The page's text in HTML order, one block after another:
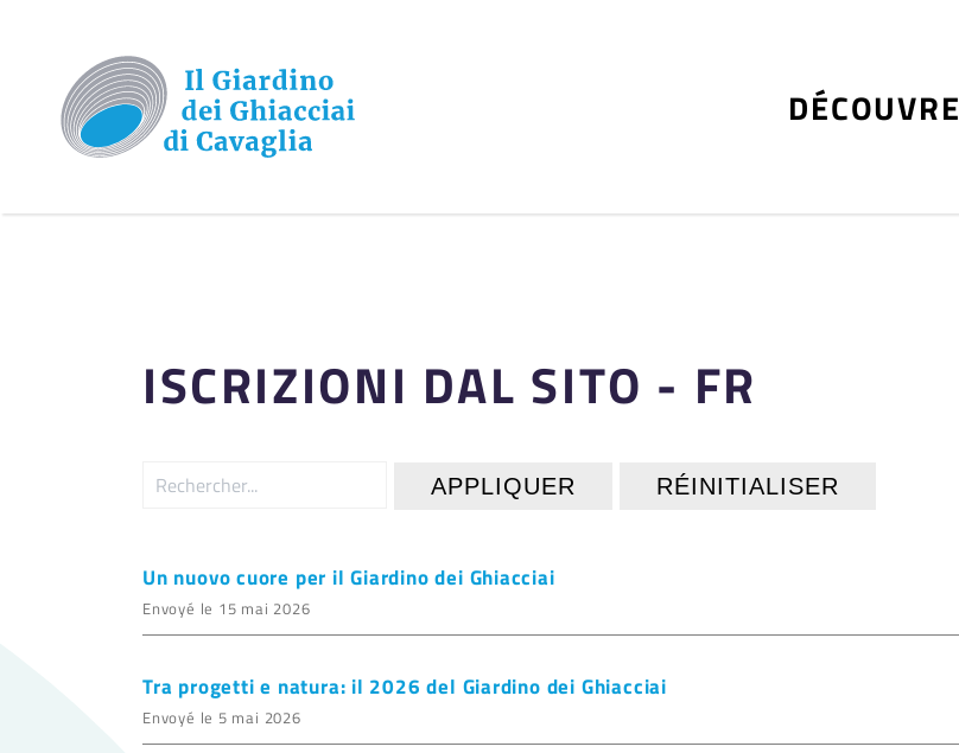
DÉCOUVRE
ISCRIZIONI DAL SITO - FR
APPLIQUER RÉINITIALISER
Un nuovo cuore per il Giardino dei Ghiacciai
Envoyé le 15 mai 2026
Tra progetti e natura: il 2026 del Giardino dei Ghiacciai
Envoyé le 5 mai 2026